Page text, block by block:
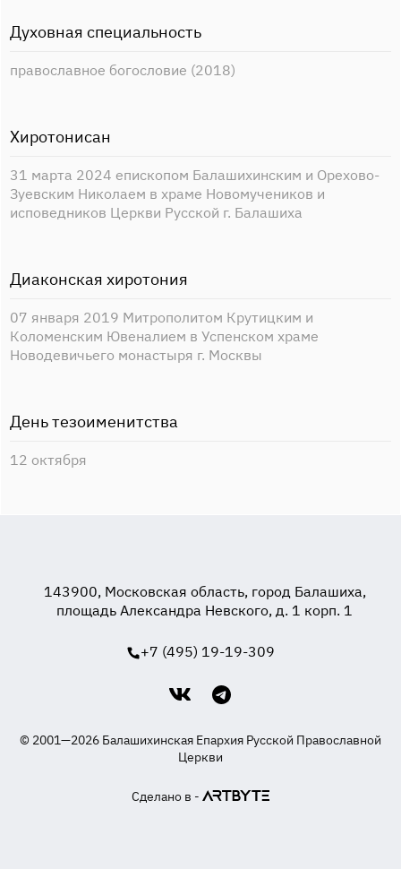
Духовная специальность
православное богословие (2018)
Хиротонисан
31 марта 2024 епископом Балашихинским и Орехово-
Зуевским Николаем в храме Новомучеников и
исповедников Церкви Русской г. Балашиха
Диаконская хиротония
07 января 2019 Митрополитом Крутицким и
Коломенским Ювеналием в Успенском храме
Новодевичьего монастыря г. Москвы
День тезоименитства
12 октября
143900, Московская область, город Балашиха,
площадь Александра Невского, д. 1 корп. 1
+7 (495) 19-19-309
© 2001—2026 Балашихинская Епархия Русской Православной
Церкви
Сделано в -